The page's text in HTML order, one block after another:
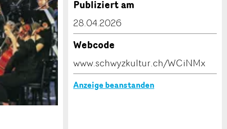
Publiziert am
28.04.2026
Webcode
www.schwyzkultur.ch/WCiNMx
Anzeige beanstanden